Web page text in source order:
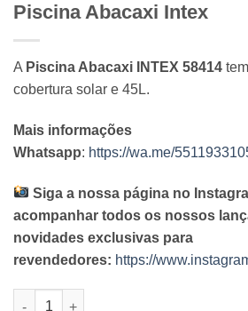
Piscina Abacaxi Intex
A Piscina Abacaxi INTEX 58414
cobertura solar e 45L.
Mais informações
Whatsapp: https://wa.me/
Siga a nossa página no
acompanhar todos os nossos
novidades exclusivas para
revendedores: https://
Piscina Abacaxi Intex quantidade